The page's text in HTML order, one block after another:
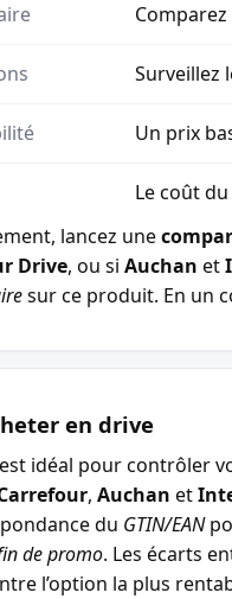
Surveillez
Un prix
Le coût
lancez une
Drive, ou si Auchan et
sur ce produit. En un
en drive
est idéal pour contrôler
, Auchan et
du GTIN/EAN
de promo. Les écarts
l’option la plus